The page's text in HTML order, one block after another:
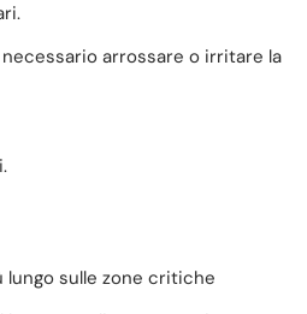
arrossare o irritare la
lungo sulle zone critiche